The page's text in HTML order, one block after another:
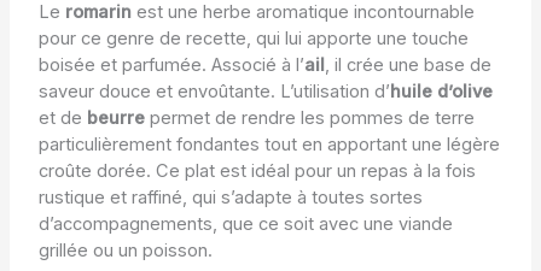
Le romarinest une herbe aromatique incontournable
pour ce genre de recette, qui lui apporte une touche
boisée et parfumée. Associé à l’ail , il crée une base de
saveur douce et envoûtante. L’utilisation d’ huile d’olive
et de beurrepermet de rendre les pommes de terre
particulièrement fondantes tout en apportant une légère
croûte dorée. Ce plat est idéal pour un repas à la fois
rustique et raffiné, qui s’adapte à toutes sortes
d’accompagnements, que ce soit avec une viande
grillée ou un poisson.